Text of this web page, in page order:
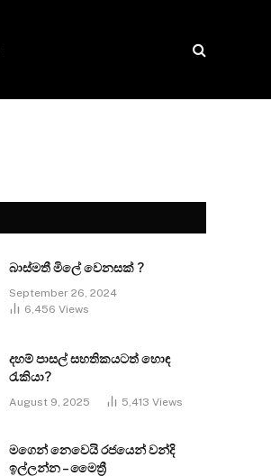
බාස්මතී මිලේ වෙනසක් ?
September 26, 2024
6,456 Views
දහම් පාසල් සහතිකයටත් හොඳ
රැකියා?
August 9, 2025 5,413 Views
මගෙන් නෙවෙයි රජයෙන් වන්දි
ඉල්ලන්න – මෛත්‍රී